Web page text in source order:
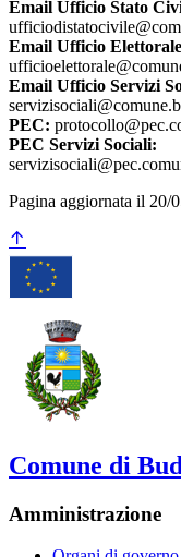
Email Ufficio Stato
Email Ufficio
Email Ufficio Servizi
PEC:
PEC Servizi Sociali:
Pagina aggiornata il 20/
Comune di
Amministrazione